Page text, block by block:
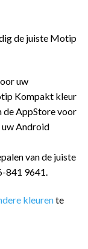
de juiste Motip
uw
Kompakt kleur
de AppStore voor
uw Android
van de juiste
841 9641.
kleurente